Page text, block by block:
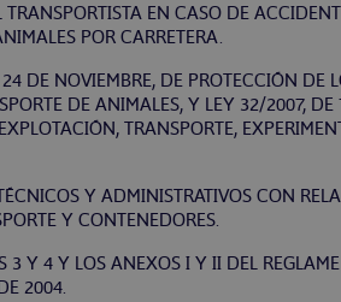
EN CASO DE
POR CARRETERA.
DE NOVIEMBRE, DE PROTECCIÓN
DE ANIMALES, Y LEY 32/2007,
TRANSPORTE,
Y ADMINISTRATIVOS CON
Y CONTENEDORES.
3 Y 4 Y LOS ANEXOS I Y II DEL
2004.